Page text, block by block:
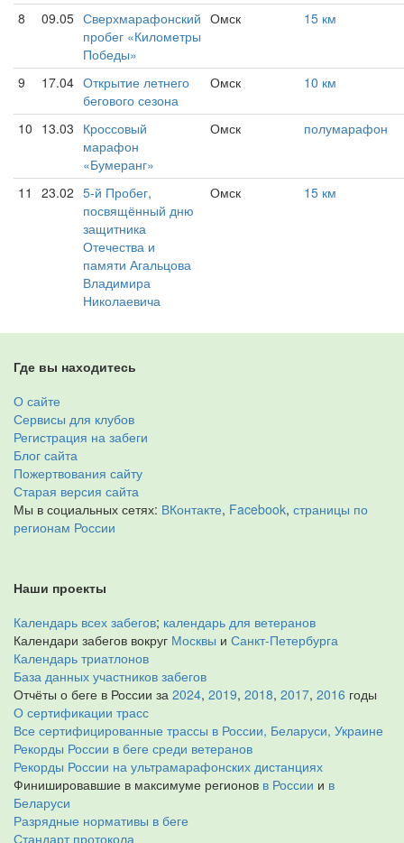
8 09.05 Сверхмарафонский
пробег «Километры
Победы»
Омск 15 км
9 17.04 Открытие летнего
бегового сезона
Омск 10 км
10 13.03 Кроссовый
марафон
«Бумеранг»
Омск полумарафон
11 23.02 5-й Пробег,
посвящённый дню
защитника
Отечества и
памяти Агальцова
Владимира
Николаевича
Омск 15 км
Где вы находитесь
О сайте
Сервисы для клубов
Регистрация на забеги
Блог сайта
Пожертвования сайту
Старая версия сайта
Мы в социальных сетях: ВКонтакте, Facebook, страницы по
регионам России
Наши проекты
Календарь всех забегов; календарь для ветеранов
Календари забегов вокруг Москвы и Санкт-Петербурга
Календарь триатлонов
База данных участников забегов
Отчёты о беге в России за 2024, 2019, 2018, 2017, 2016 годы
О сертификации трасс
Все сертифицированные трассы в России, Беларуси, Украине
Рекорды России в беге среди ветеранов
Рекорды России на ультрамарафонских дистанциях
Финишировавшие в максимуме регионов в России и в
Беларуси
Разрядные нормативы в беге
Стандарт протокола